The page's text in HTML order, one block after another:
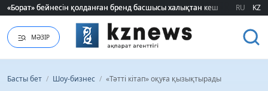
«Борат» бейнесін қолданған бренд басшысы халықтан кешірім сұрады
«Борат» бейнесін қолданған бренд басшысы халықтан кешірім сұрады
RU KZ
МӘЗІР
Басты бет / Шоу-бизнес / «Тәтті кітап» оқуға қызықтырады